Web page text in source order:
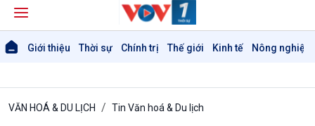
Giới thiệu Thời sự Chính trị Thế giới Kinh tế Nông nghiệp
VĂN HOÁ & DU LỊCH Tin Văn hoá & Du lịch